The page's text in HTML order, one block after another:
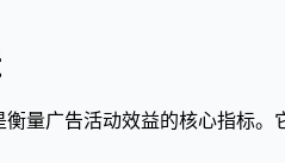
量广告活动效益的核心指标。